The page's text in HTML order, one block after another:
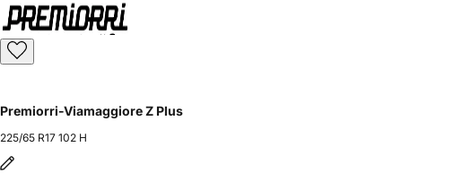
Premiorri-Viamaggiore Z Plus
225/65 R17 102 H